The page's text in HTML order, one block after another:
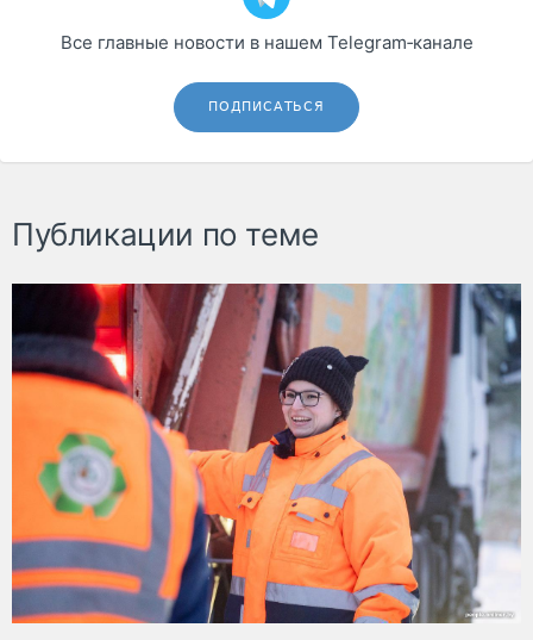
Все главные новости в нашем Telegram‑канале
ПОДПИСАТЬСЯ
Публикации по теме